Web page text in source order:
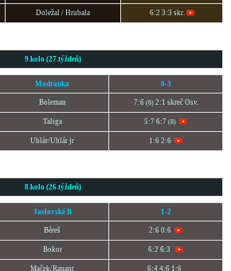
Doležal / Hrubala 6:2 3:3 skr.
9.kolo (27.týždeň)
Modranka 0-3
Boleman 7:6 (6)2:1 skreč Osv.
Taliga 5:7 6:7 (8)
Uhlár/Uhlár jr 1:6 2:6
8.kolo (26.týždeň)
Jaslovské B 1-2
Béreš 2:6 0:6
Bokor 6:2 6:3
Maček/Rapant 6:4 4:6 1:6